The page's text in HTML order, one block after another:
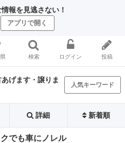
報を見逃さない！
アプリで開く
検索 ログイン 投稿
げます・譲りま
人気キーワード
詳細 新着順
でも車にノレル